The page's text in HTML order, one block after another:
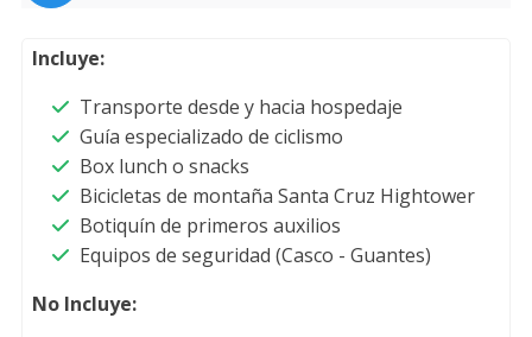
Incluye:
Transporte desde y hacia hospedaje
Guía especializado de ciclismo
Box lunch o snacks
Bicicletas de montaña Santa Cruz Hightower
Botiquín de primeros auxilios
Equipos de seguridad (Casco - Guantes)
No Incluye: